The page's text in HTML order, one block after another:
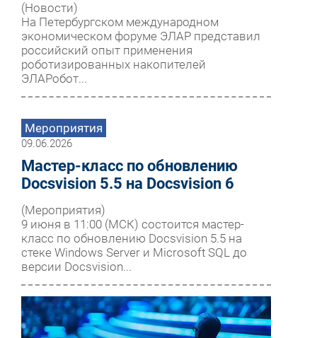
(Новости)
На Петербургском международном
экономическом форуме ЭЛАР представил
российский опыт применения
роботизированных накопителей
ЭЛАРобот...
Мероприятия
09.06.2026
Мастер-класс по обновлению
Docsvision 5.5 на Docsvision 6
(Мероприятия)
9 июня в 11:00 (МСК) состоится мастер-
класс по обновлению Docsvision 5.5 на
стеке Windows Server и Microsoft SQL до
версии Docsvision...